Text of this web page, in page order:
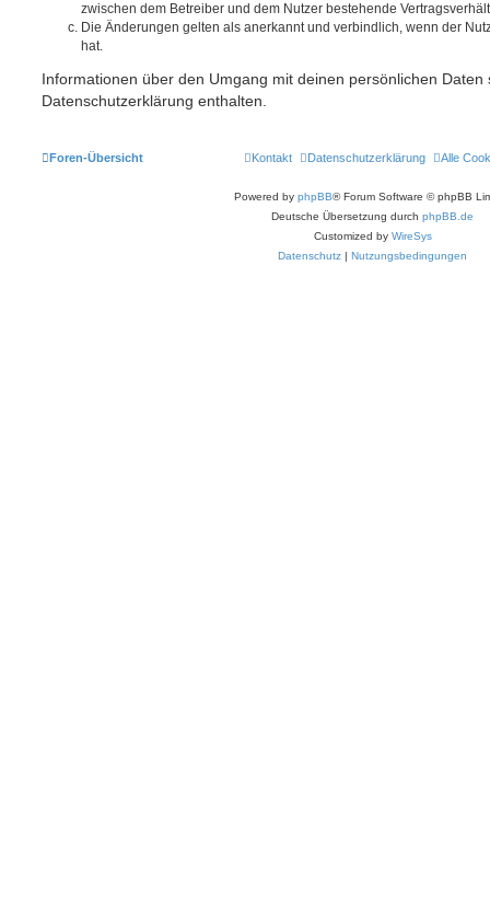
zwischen dem Betreiber und dem Nutzer bestehende
Die Änderungen gelten als anerkannt und verbindlich, wenn der
hat.
Informationen über den Umgang mit deinen persönlichen Daten
Datenschutzerklärung enthalten.
Foren-Übersicht Alle
Datenschutzerklärung
Kontakt
Powered by phpBB® Forum Software © phpBB
Deutsche Übersetzung durch phpBB.de
Customized by WireSys
Datenschutz
Nutzungsbedingungen